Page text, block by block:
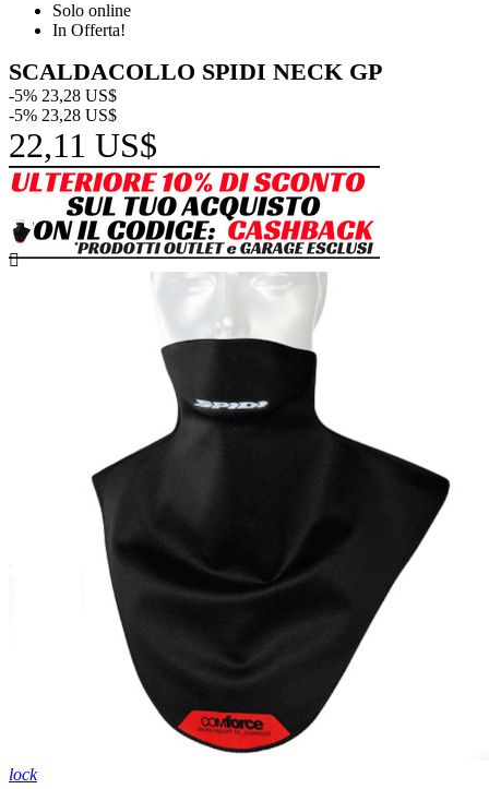
Solo online
In Offerta!
SCALDACOLLO SPIDI NECK GP
-5% 23,28 US$
-5% 23,28 US$
22,11 US$

lock